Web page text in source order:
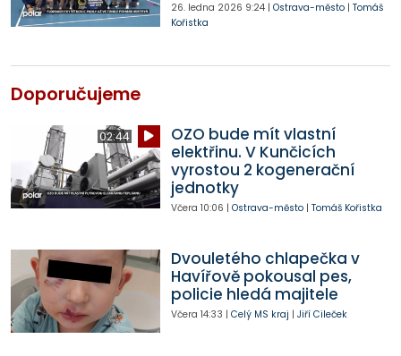
26. ledna 2026 9:24| Ostrava-město| Tomáš
Kořistka
Doporučujeme
02:44
OZO bude mít vlastní
elektřinu. V Kunčicích
vyrostou 2 kogenerační
jednotky
Včera 10:06 | Ostrava-město| Tomáš Kořistka
Dvouletého chlapečka v
Havířově pokousal pes,
policie hledá majitele
Včera 14:33 | Celý MS kraj | Jiří Cileček